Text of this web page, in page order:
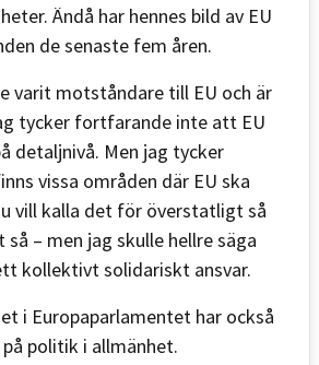
Ändå har hennes bild av EU
de senaste fem åren.
varit motståndare till EU och är
tycker fortfarande inte att EU
detaljnivå. Men jag tycker
vissa områden där EU ska
vill kalla det för överstatligt så
– men jag skulle hellre säga
kollektivt solidariskt ansvar.
i Europaparlamentet har också
politik i allmänhet.